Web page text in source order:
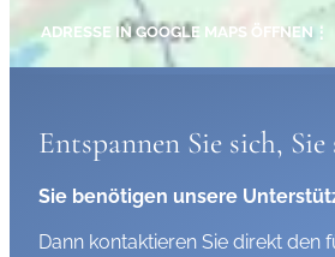
ADRESSE IN GOOGLE MAPS ÖFFNEN
Entspannen Sie sich,
Sie benötigen unsere
Dann kontaktieren Sie direkt